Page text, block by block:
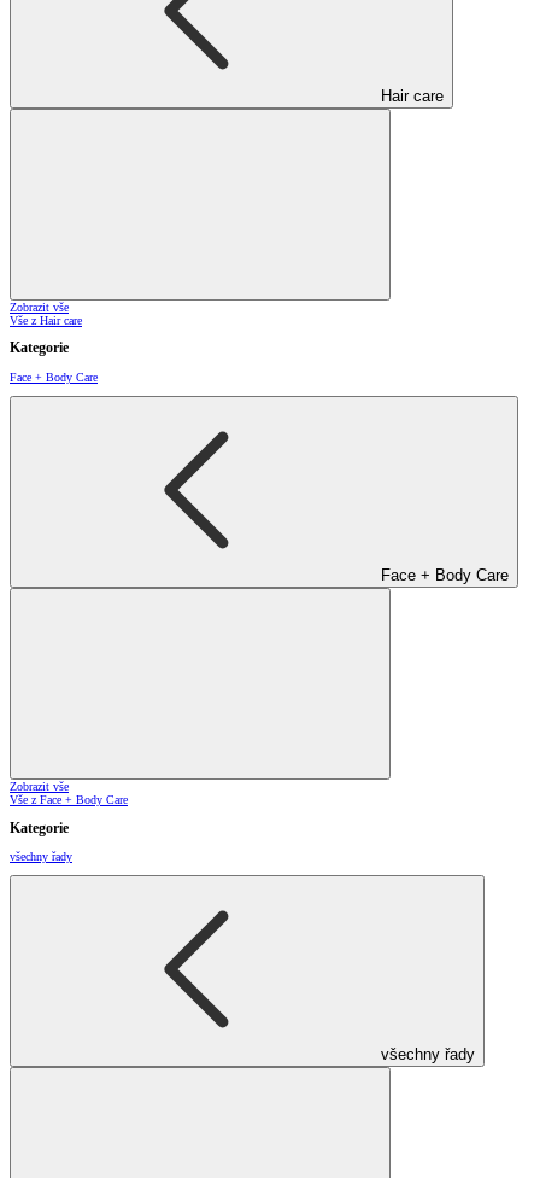
Hair care
Zobrazit vše
Vše z Hair care
Kategorie
Face + Body Care
Face + Body Care
Zobrazit vše
Vše z Face + Body Care
Kategorie
všechny řady
všechny řady